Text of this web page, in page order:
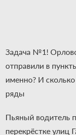
Задача №1!
отправили в
именно? И
ряды
Пьяный водитель
перекрёстке улиц